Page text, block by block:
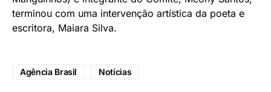
terminou com uma intervenção artística da poeta e
escritora, Maiara Silva.
Agência Brasil Notícias